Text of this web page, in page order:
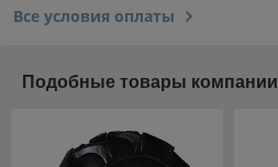
Все условия оплаты
Подобные товары компании